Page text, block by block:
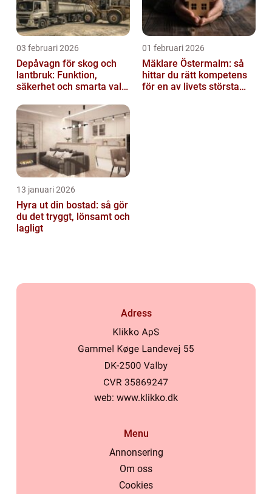
03 februari 2026
Depåvagn för skog och
lantbruk: Funktion,
säkerhet och smarta val
01 februari 2026
Mäklare Östermalm: så
hittar du rätt kompetens
för en av livets största
13 januari 2026
Hyra ut din bostad: så gör
du det tryggt, lönsamt och
lagligt
Adress
web: www.klikko.dk
Menu
Annonsering
Om oss
Cookies